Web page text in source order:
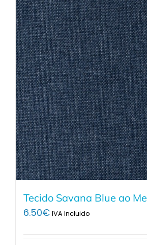
Tecido Savana Blue ao
6.50€ IVA Incluido